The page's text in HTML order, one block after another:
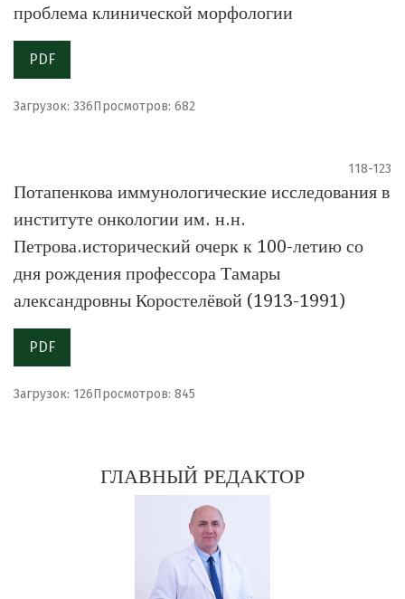
проблема клинической морфологии
PDF
Загрузок: 336Просмотров: 682
118-123
Потапенкова иммунологические исследования в
институте онкологии им. н.н.
Петрова.исторический очерк к 100-летию со
дня рождения профессора Тамары
александровны Коростелёвой (1913-1991)
PDF
Загрузок: 126Просмотров: 845
ГЛАВНЫЙ РЕДАКТОР